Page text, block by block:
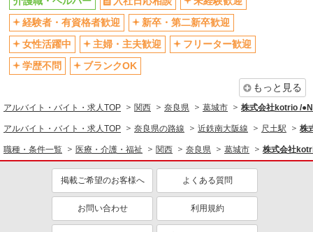
経験者・有資格者歓迎
新卒・第二新卒歓迎
女性活躍中
主婦・主夫歓迎
フリーター歓迎
学歴不問
ブランクOK
シニア（60代～）活躍中
高収入・高額
ボーナス・賞与あり
昇給あり
完全週休2日制
フルタイム歓迎
禁煙・分煙
駅直結・駅チカ
車通勤OK
バイク通勤OK
自転車通勤OK
残業少なめ（月20h未満）
交通費支給
社会保険あり
産休・育休取得実績あり
経験者・有資格者歓迎
新卒・第二新卒歓迎
女性活躍中
主婦・主夫歓迎
フリーター歓迎
学歴不問
ブランクOK
もっと見る
アルバイト・バイト・求人TOP 関西 奈良県 葛城市 株式会社kotrio /
アルバイト・バイト・求人TOP 奈良県の路線 近鉄南大阪線 尺土駅 株
職種・条件一覧 医療・介護・福祉 関西 奈良県 葛城市 株式会社
掲載ご希望のお客様へ よくある質問
お問い合わせ 利用規約